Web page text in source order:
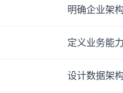
明确企业架
定义业务能
设计数据架